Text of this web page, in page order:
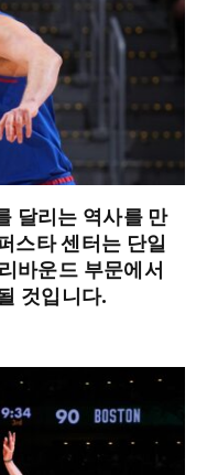
달리는 역사를 만
스타 센터는 단일
바운드 부문에서
것입니다.